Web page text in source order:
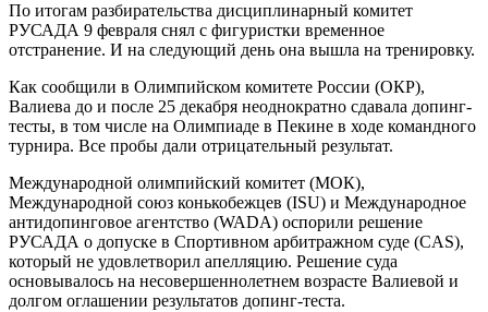
По итогам разбирательства дисциплинарный комитет
РУСАДА 9 февраля снял с фигуристки временное
отстранение. И на следующий день она вышла на тренировку.
Как сообщили в Олимпийском комитете России (ОКР),
Валиева до и после 25 декабря неоднократно сдавала допинг-
тесты, в том числе на Олимпиаде в Пекине в ходе командного
турнира. Все пробы дали отрицательный результат.
Международной олимпийский комитет (МОК),
Международной союз конькобежцев (ISU) и Международное
антидопинговое агентство (WADA) оспорили решение
РУСАДА о допуске в Спортивном арбитражном суде (CAS),
который не удовлетворил апелляцию. Решение суда
основывалось на несовершеннолетнем возрасте Валиевой и
долгом оглашении результатов допинг-теста.